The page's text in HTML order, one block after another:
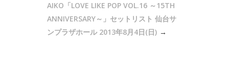
AIKO「LOVE LIKE POP VOL.16 ～15TH
ANNIVERSARY～」セットリスト 仙台サ
ンプラザホール 2013年8月4日(日)